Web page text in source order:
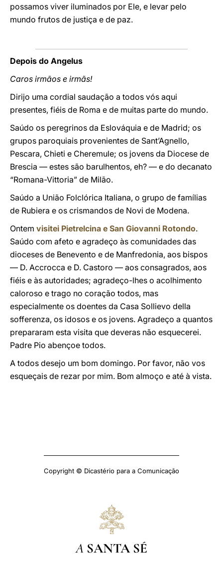
possamos viver iluminados por Ele, e levar pelo
mundo frutos de justiça e de paz.
Depois do Angelus
Caros irmãos e irmãs!
Dirijo uma cordial saudação a todos vós aqui
presentes, fiéis de Roma e de muitas parte do mundo.
Saúdo os peregrinos da Eslováquia e de Madrid; os
grupos paroquiais provenientes de Sant’Agnello,
Pescara, Chieti e Cheremule; os jovens da Diocese de
Brescia — estes são barulhentos, eh? — e do decanato
“Romana-Vittoria” de Milão.
Saúdo a União Folclórica Italiana, o grupo de famílias
de Rubiera e os crismandos de Novi de Modena.
Ontem visitei Pietrelcina e San Giovanni Rotondo.
Saúdo com afeto e agradeço às comunidades das
dioceses de Benevento e de Manfredonia, aos bispos
— D. Accrocca e D. Castoro — aos consagrados, aos
fiéis e às autoridades; agradeço-lhes o acolhimento
caloroso e trago no coração todos, mas
especialmente os doentes da Casa Sollievo della
sofferenza, os idosos e os jovens. Agradeço a quantos
prepararam esta visita que deveras não esquecerei.
Padre Pio abençoe todos.
A todos desejo um bom domingo. Por favor, não vos
esqueçais de rezar por mim. Bom almoço e até à vista.
Copyright © Dicastério para a Comunicação
A SANTA SÉ